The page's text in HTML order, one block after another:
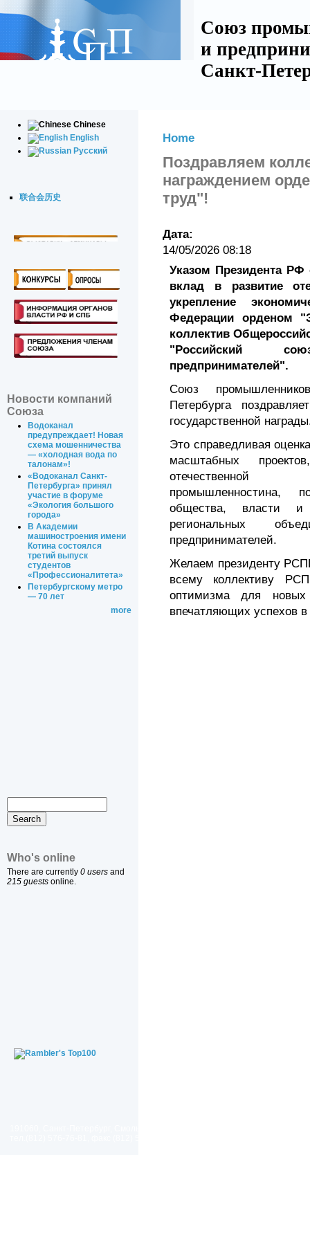
Союз
и
Санкт-
Chinese
English
Русский
联合会历史
Новости компаний
Союза
Водоканал
предупреждает! Новая
схема мошенничества
— «холодная вода по
талонам»!
«Водоканал Санкт-
Петербурга» принял
участие в форуме
«Экология большого
города»
В Академии
машиностроения имени
Котина состоялся
третий выпуск
студентов
«Профессионалитета»
Петербургскому метро
— 70 лет
more
Who's online
There are currently 0 users and
215 guests online.
Home
Поздравляем
награждением
труд"!
Дата:
14/05/2026 08:18
Указом Президента
вклад в развитие
укрепление
Федерации орденом
коллектив
"Российский
предпринимателей".
Союз
Петербурга
государственной
Это справедливая
масштабных
промышленностина,
общества, власти и
региональных
предпринимателей.
Желаем президенту
всему коллективу
оптимизма для новых
впечатляющих успехов